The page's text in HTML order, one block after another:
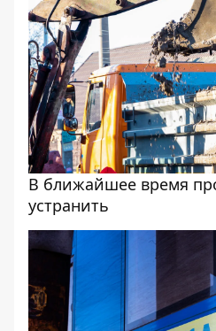
В ближайшее время
устранить